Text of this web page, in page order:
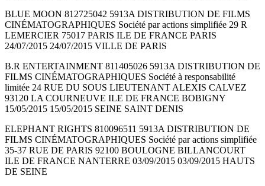
BLUE MOON 812725042 5913A DISTRIBUTION DE FILMS
CINÉMATOGRAPHIQUES Société par actions simplifiée 29 R
LEMERCIER 75017 PARIS ILE DE FRANCE PARIS
24/07/2015 24/07/2015 VILLE DE PARIS
B.R ENTERTAINMENT 811405026 5913A DISTRIBUTION DE
FILMS CINÉMATOGRAPHIQUES Société à responsabilité
limitée 24 RUE DU SOUS LIEUTENANT ALEXIS CALVEZ
93120 LA COURNEUVE ILE DE FRANCE BOBIGNY
15/05/2015 15/05/2015 SEINE SAINT DENIS
ELEPHANT RIGHTS 810096511 5913A DISTRIBUTION DE
FILMS CINÉMATOGRAPHIQUES Société par actions simplifiée
35-37 RUE DE PARIS 92100 BOULOGNE BILLANCOURT
ILE DE FRANCE NANTERRE 03/09/2015 03/09/2015 HAUTS
DE SEINE